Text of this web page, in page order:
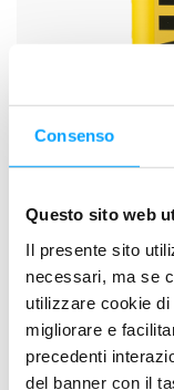
Consenso
Questo sito web
Il presente sito
necessari, ma se
utilizzare cookie
migliorare e
precedenti
del banner con il